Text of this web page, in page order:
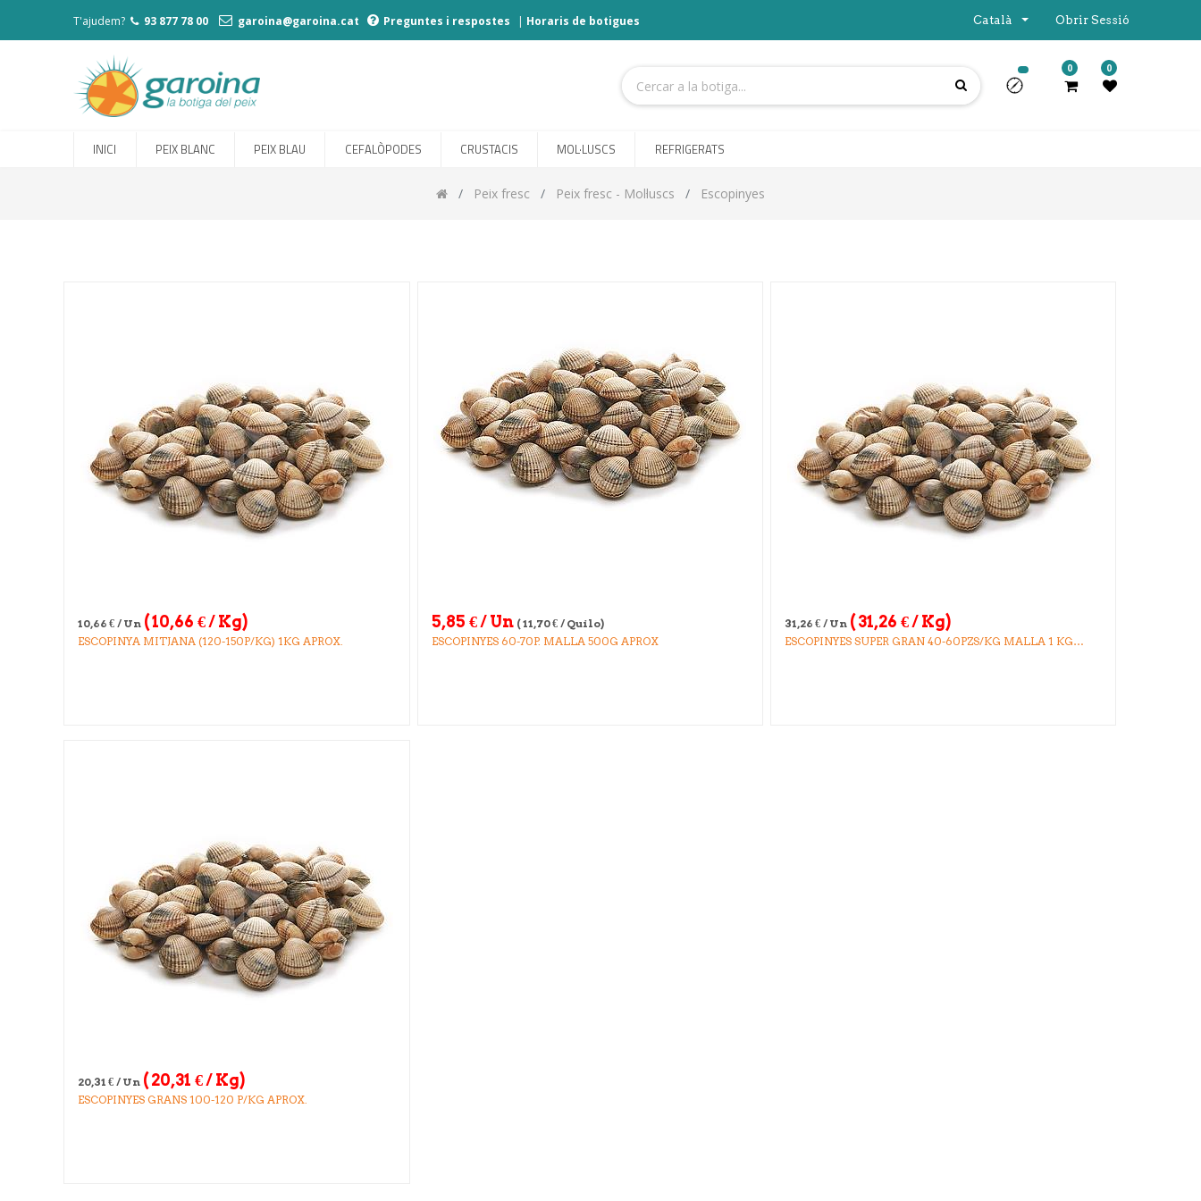
T'ajudem? 93 877 78 00 garoina@garoina.cat Preguntes i respostes | Horaris de botigues Català Obrir Sessió
0 0
INICI PEIX BLANC PEIX BLAU CEFALÒPODES CRUSTACIS MOL·LUSCS REFRIGERATS
Peix fresc Peix fresc - Mol·luscs Escopinyes
10,66 € / Un (10,66 €/ Kg)
ESCOPINYA MITJANA (120-150P/KG) 1KG APROX.
5,85 €/ Un ( 11,70€ / Quilo)
ESCOPINYES 60-70P. MALLA 500G APROX
31,26 € / Un (31,26 €/ Kg)
ESCOPINYES SUPER GRAN 40-60PZS/KG MALLA 1 KG
20,31 € / Un (20,31 €/ Kg)
ESCOPINYES GRANS 100-120 P/KG APROX.